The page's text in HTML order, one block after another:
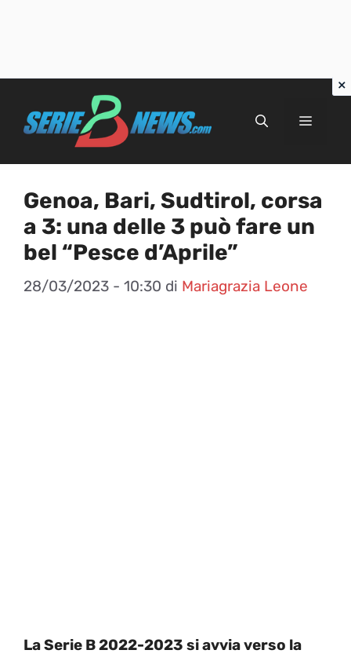
Menu
Genoa, Bari, Sudtirol, corsa
a 3: una delle 3 può fare un
bel “Pesce d’Aprile”
28/03/2023 - 10:30 di Mariagrazia Leone
La Serie B 2022-2023 si avvia verso la